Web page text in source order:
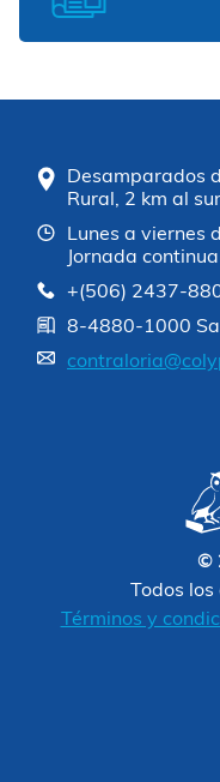
Desamparados
Rural, 2 km al
Lunes a viernes
Jornada continua
+(506) 2437-
8-4880-1000
©
Todos
Términos y